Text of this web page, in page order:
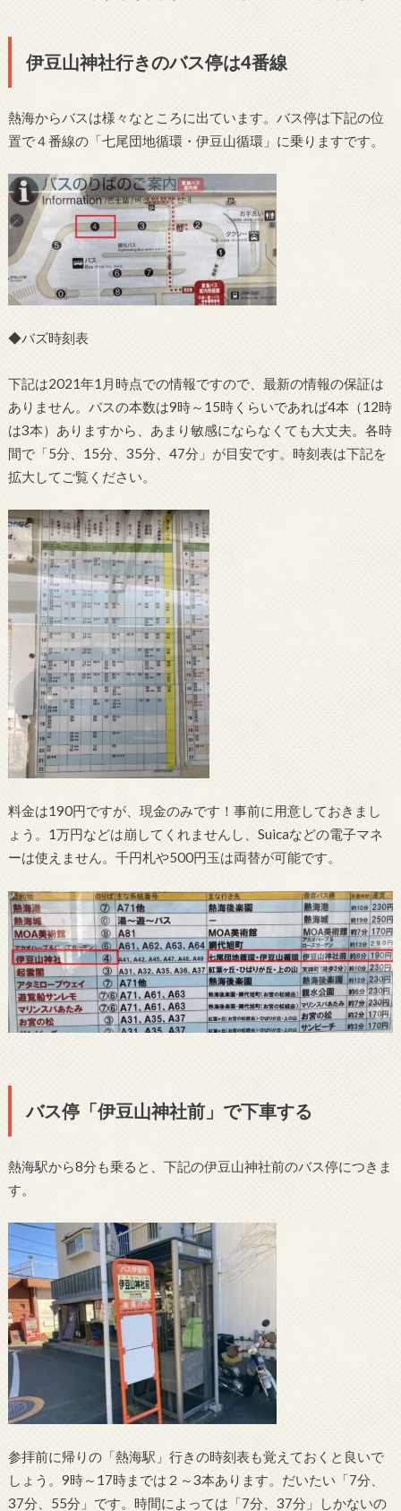
伊豆山神社行きのバス停は4番線
熱海からバスは様々なところに出ています。バス停は下記の位
置で４番線の「七尾団地循環・伊豆山循環」に乗りますです。
◆バズ時刻表
下記は2021年1月時点での情報ですので、最新の情報の保証は
ありません。バスの本数は9時～15時くらいであれば4本（12時
は3本）ありますから、あまり敏感にならなくても大丈夫。各時
間で「5分、15分、35分、47分」が目安です。時刻表は下記を
拡大してご覧ください。
料金は190円ですが、現金のみです！事前に用意しておきまし
ょう。1万円などは崩してくれませんし、Suicaなどの電子マネ
ーは使えません。千円札や500円玉は両替が可能です。
バス停「伊豆山神社前」で下車する
熱海駅から8分も乗ると、下記の伊豆山神社前のバス停につきま
す。
参拝前に帰りの「熱海駅」行きの時刻表も覚えておくと良いで
しょう。9時～17時までは２～3本あります。だいたい「7分、
37分、55分」です。時間によっては「7分、37分」しかないの